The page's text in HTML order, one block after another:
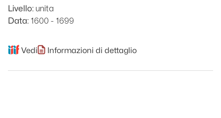
Livello: unita
Data: 1600 - 1699
Vedi Informazioni di dettaglio